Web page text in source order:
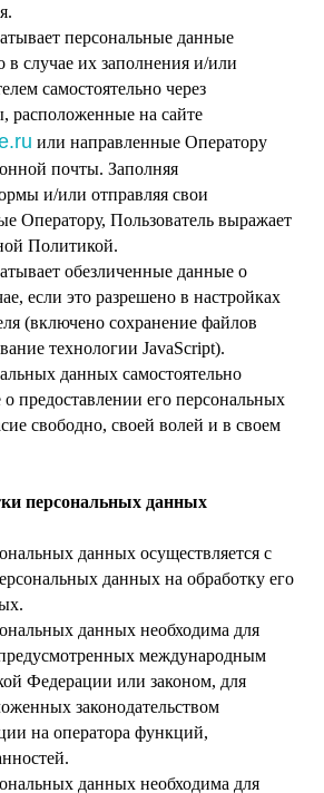
персональные данные
в случае их заполнения и/или
самостоятельно через
расположенные на сайте
или направленные Оператору
почты. Заполняя
и/или отправляя свои
Оператору, Пользователь выражает
Политикой.
обезличенные данные о
если это разрешено в настройках
(включено сохранение файлов
технологии JavaScript).
данных самостоятельно
предоставлении его персональных
свободно, своей волей и в своем
персональных данных
данных осуществляется с
данных на обработку его
данных необходима для
международным
Федерации или законом, для
законодательством
на оператора функций,
данных необходима для